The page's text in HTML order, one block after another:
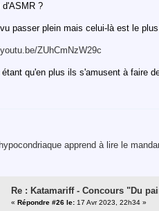
d'ASMR ?
passer plein mais celui-là est le
ZUhCmNzW29c
étant qu'en plus ils s'amusent à faire
apprend à lire le
Re : Katamariff - Concours "Du
« Répondre #26 le: 17 Avr 2023, 22h34 »